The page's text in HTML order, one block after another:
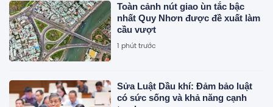
Toàn cảnh nút giao ùn tắc bậc
nhất Quy Nhơn được đề xuất làm
cầu vượt
1 phút trước
Sửa Luật Dầu khí: Đảm bảo luật
có sức sống và khả năng cạnh